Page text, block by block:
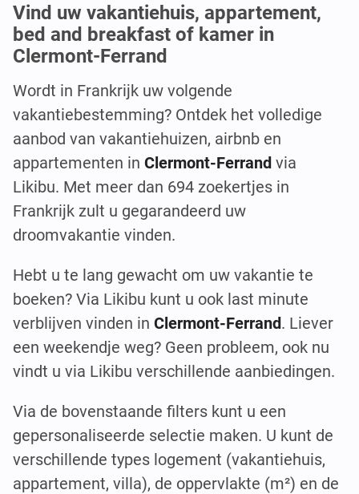
Vind uw vakantiehuis, appartement,
bed and breakfast of kamer in
Clermont-Ferrand
Wordt in Frankrijk uw volgende
vakantiebestemming? Ontdek het volledige
aanbod van vakantiehuizen, airbnb en
appartementen in Clermont-Ferrand via
Likibu. Met meer dan 694 zoekertjes in
Frankrijk zult u gegarandeerd uw
droomvakantie vinden.
Hebt u te lang gewacht om uw vakantie te
boeken? Via Likibu kunt u ook last minute
verblijven vinden in Clermont-Ferrand. Liever
een weekendje weg? Geen probleem, ook nu
vindt u via Likibu verschillende aanbiedingen.
Via de bovenstaande filters kunt u een
gepersonaliseerde selectie maken. U kunt de
verschillende types logement (vakantiehuis,
appartement, villa), de oppervlakte (m²) en de